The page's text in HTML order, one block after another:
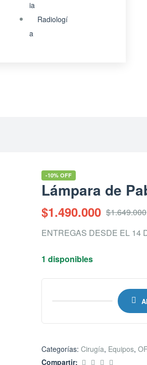
ia
Radiologí
a
-10% OFF
Lámpara de
$1.649.000
$1.490.000
ENTREGAS DESDE EL 14
1 disponibles
Categorías: Cirugía, Equipos,
Compartir: